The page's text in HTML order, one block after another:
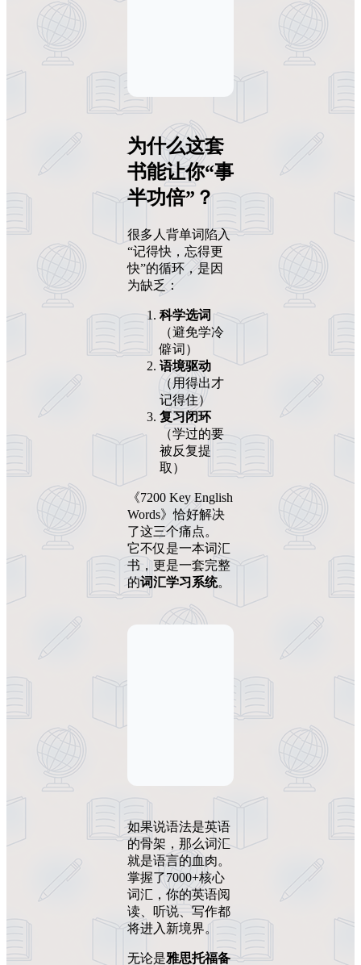
为什么这套
书能让你“事
半功倍”？
很多人背单词陷入
“记得快，忘得更
快”的循环，是因
为缺乏：
科学选词
（避免学冷
僻词）
语境驱动
（用得出才
记得住）
复习闭环
（学过的要
被反复提
取）
《7200 Key English
Words》恰好解决
了这三个痛点。
它不仅是一本词汇
书，更是一套完整
的词汇学习系统。
如果说语法是英语
的骨架，那么词汇
就是语言的血肉。
掌握了7000+核心
词汇，你的英语阅
读、听说、写作都
将进入新境界。
无论是雅思托福备